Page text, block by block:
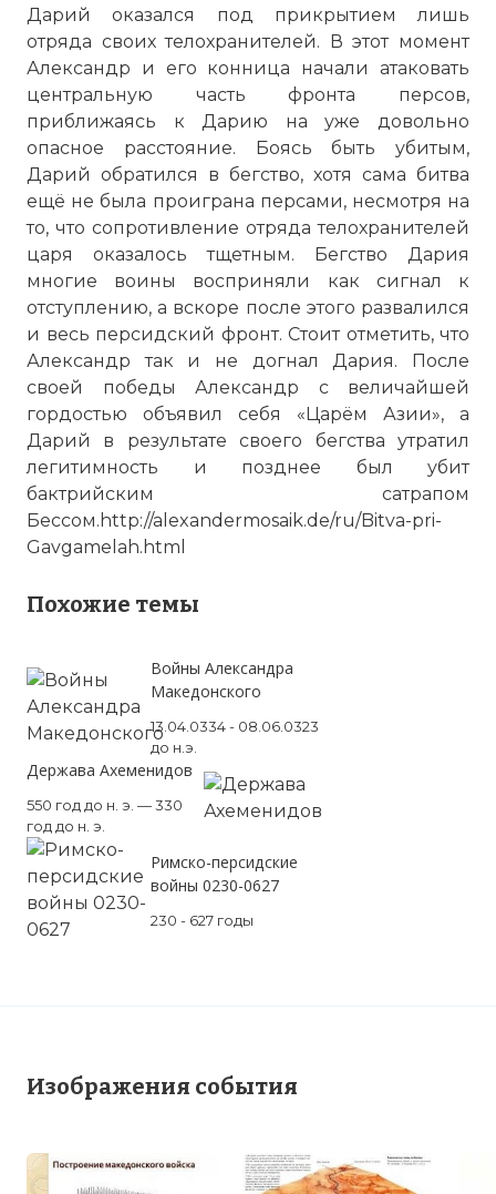
Дарий оказался под прикрытием лишь
отряда своих телохранителей. В этот момент
Александр и его конница начали атаковать
центральную часть фронта персов,
приближаясь к Дарию на уже довольно
опасное расстояние. Боясь быть убитым,
Дарий обратился в бегство, хотя сама битва
ещё не была проиграна персами, несмотря на
то, что сопротивление отряда телохранителей
царя оказалось тщетным. Бегство Дария
многие воины восприняли как сигнал к
отступлению, а вскоре после этого развалился
и весь персидский фронт. Стоит отметить, что
Александр так и не догнал Дария. После
своей победы Александр с величайшей
гордостью объявил себя «Царём Азии», а
Дарий в результате своего бегства утратил
легитимность и позднее был убит
бактрийским сатрапом
Бессом. http://alexandermosaik.de/ru/Bitva-pri-
Gavgamelah.html
Похожие темы
Войны Александра
Македонского
13.04.0334 - 08.06.0323
до н.э.
Держава Ахеменидов
550 год до н. э. — 330
год до н. э.
Римско-персидские
войны 0230-0627
230 - 627 годы
Изображения события